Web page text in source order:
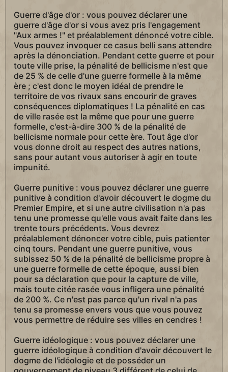
Guerre d'âge d'or : vous pouvez déclarer une
guerre d'âge d'or si vous avez pris l'engagement
"Aux armes !" et préalablement dénoncé votre cible.
Vous pouvez invoquer ce casus belli sans attendre
après la dénonciation. Pendant cette guerre et pour
toute ville prise, la pénalité de bellicisme n'est que
de 25 % de celle d'une guerre formelle à la même
ère ; c'est donc le moyen idéal de prendre le
territoire de vos rivaux sans encourir de graves
conséquences diplomatiques ! La pénalité en cas
de ville rasée est la même que pour une guerre
formelle, c'est-à-dire 300 % de la pénalité de
bellicisme normale pour cette ère. Tout âge d'or
vous donne droit au respect des autres nations,
sans pour autant vous autoriser à agir en toute
impunité.
Guerre punitive : vous pouvez déclarer une guerre
punitive à condition d'avoir découvert le dogme du
Premier Empire, et si une autre civilisation n'a pas
tenu une promesse qu'elle vous avait faite dans les
trente tours précédents. Vous devrez
préalablement dénoncer votre cible, puis patienter
cinq tours. Pendant une guerre punitive, vous
subissez 50 % de la pénalité de bellicisme propre à
une guerre formelle de cette époque, aussi bien
pour sa déclaration que pour la capture de ville,
mais toute citée rasée vous infligera une pénalité
de 200 %. Ce n'est pas parce qu'un rival n'a pas
tenu sa promesse envers vous que vous pouvez
vous permettre de réduire ses villes en cendres !
Guerre idéologique : vous pouvez déclarer une
guerre idéologique à condition d'avoir découvert le
dogme de l'idéologie et de posséder un